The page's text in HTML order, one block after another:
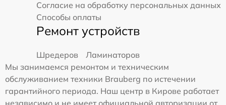
Согласие на обработку персональных данных
Способы оплаты
Ремонт устройств
Шредеров
Ламинаторов
Мы занимаемся ремонтом и техническим
обслуживанием техники Brauberg по истечении
гарантийного периода. Наш центр в Кирове работает